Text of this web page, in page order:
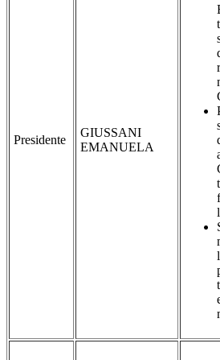
Presidente
GIUSSANI
EMANUELA